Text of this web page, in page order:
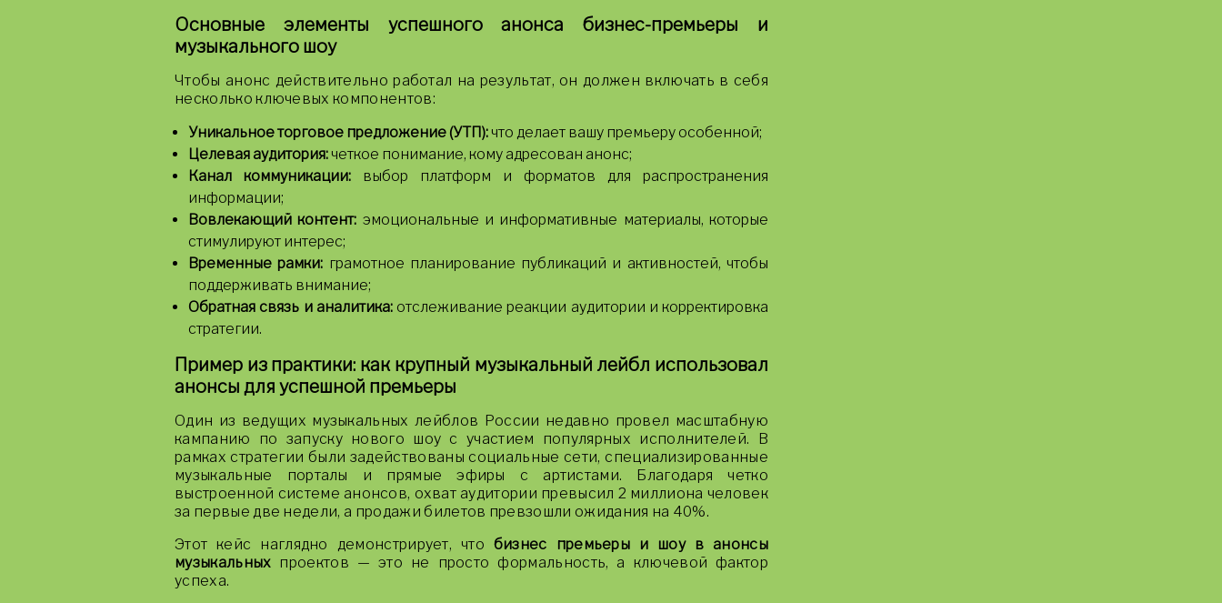
Основные элементы успешного анонса бизнес-премьеры и
музыкального шоу
Чтобы анонс действительно работал на результат, он должен включать в себя
несколько ключевых компонентов:
Уникальное торговое предложение (УТП):что делает вашу премьеру особенной;
Целевая аудитория:четкое понимание, кому адресован анонс;
Канал коммуникации: выбор платформ и форматов для распространения
информации;
Вовлекающий контент: эмоциональные и информативные материалы, которые
стимулируют интерес;
Временные рамки: грамотное планирование публикаций и активностей, чтобы
поддерживать внимание;
Обратная связь и аналитика:отслеживание реакции аудитории и корректировка
стратегии.
Пример из практики: как крупный музыкальный лейбл использовал
анонсы для успешной премьеры
Один из ведущих музыкальных лейблов России недавно провел масштабную
кампанию по запуску нового шоу с участием популярных исполнителей. В
рамках стратегии были задействованы социальные сети, специализированные
музыкальные порталы и прямые эфиры с артистами. Благодаря четко
выстроенной системе анонсов, охват аудитории превысил 2 миллиона человек
за первые две недели, а продажи билетов превзошли ожидания на 40%.
Этот кейс наглядно демонстрирует, что бизнес премьеры и шоу в анонсы
музыкальных проектов — это не просто формальность, а ключевой фактор
успеха.